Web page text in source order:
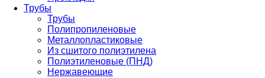
Трубы
Трубы
Полипропиленовые
Металлопластиковые
Из сшитого полиэтилена
Полиэтиленовые (ПНД)
Нержавеющие